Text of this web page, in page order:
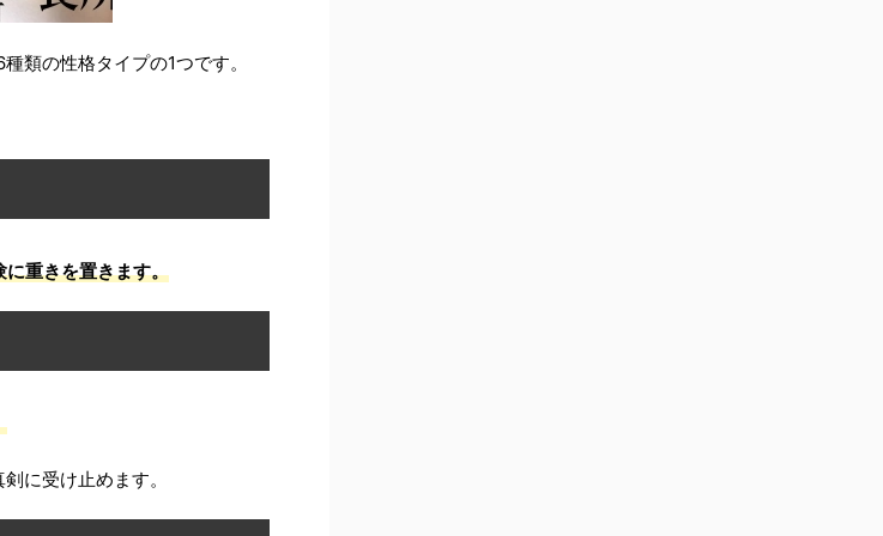
類の性格タイプの1つです。
重きを置きます。
に受け止めます。